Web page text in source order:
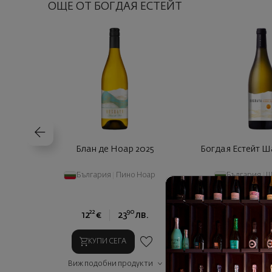
ОЩЕ ОТ БОГДАЯ ЕСТЕЙТ
Блан де Ноар 2025
България Пино Ноар
1222 € 2390 лв.
КУПИ СЕГА
Виж подобни продукти
Богдая Естейт
България |
КУПИ
Виж подобни